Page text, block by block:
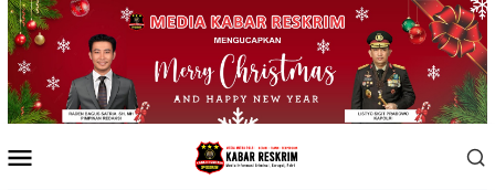
Loncat
ke
konten